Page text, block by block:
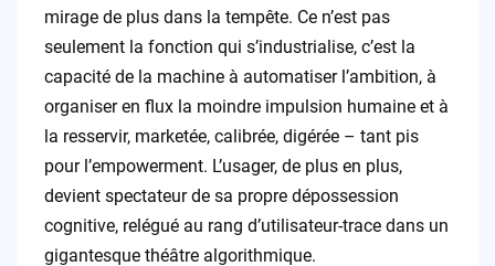
mirage de plus dans la tempête. Ce n’est pas
seulement la fonction qui s’industrialise, c’est la
capacité de la machine à automatiser l’ambition, à
organiser en flux la moindre impulsion humaine et à
la resservir, marketée, calibrée, digérée – tant pis
pour l’empowerment. L’usager, de plus en plus,
devient spectateur de sa propre dépossession
cognitive, relégué au rang d’utilisateur-trace dans un
gigantesque théâtre algorithmique.